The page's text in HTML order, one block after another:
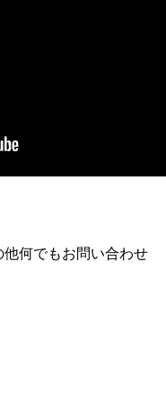
他何でもお問い合わせ